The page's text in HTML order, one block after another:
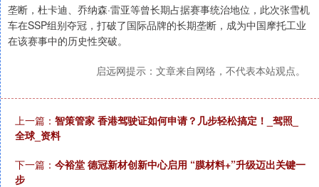
垄断，杜卡迪、乔纳森·雷亚等曾长期占据赛事统治地位，此次张雪机
车在SSP组别夺冠，打破了国际品牌的长期垄断，成为中国摩托工业
在该赛事中的历史性突破。
启远网提示：文章来自网络，不代表本站观点。
上一篇： 智策管家 香港驾驶证如何申请？几步轻松搞定！_驾照_
全球_资料
下一篇： 今裕堂 德冠新材创新中心启用 “膜材料+”升级迈出关键一
步